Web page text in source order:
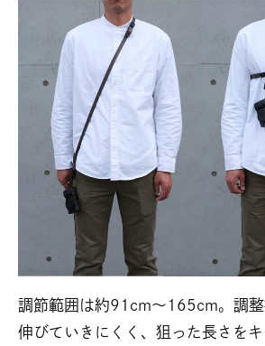
調節範囲は約91cm～165cm。調整
伸びていきにくく、狙った長さをキ